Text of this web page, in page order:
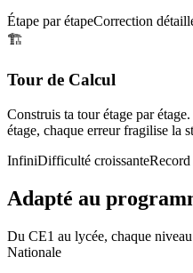
Étape par étapeCorrection
🏗️
Tour de Calcul
Construis ta tour étage par
étage, chaque erreur fragilise la
InfiniDifficulté croissanteRecord
Adapté au
Du CE1 au lycée, chaque
Nationale